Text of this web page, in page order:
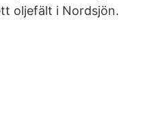
oljefält i Nordsjön.